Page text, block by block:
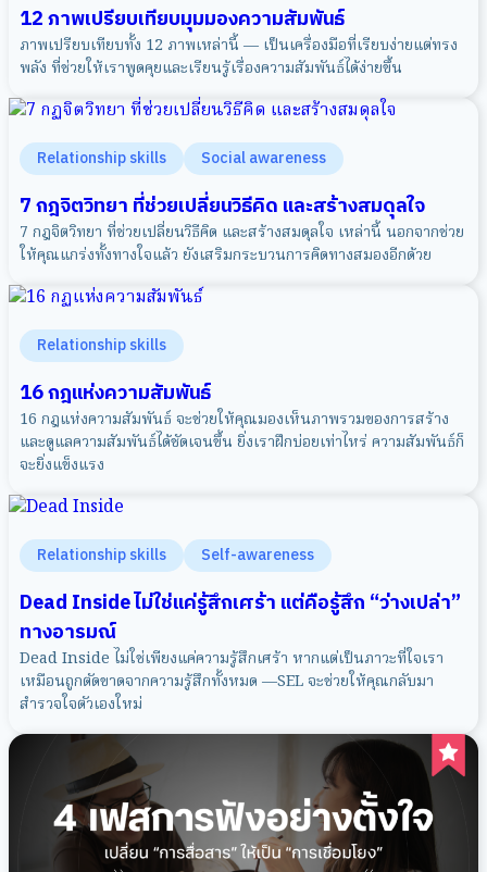
12 ภาพเปรียบเทียบมุมมองความสัมพันธ์
ภาพเปรียบเทียบทั้ง 12 ภาพเหล่านี้ — เป็นเครื่องมือที่เรียบง่ายแต่ทรง
พลัง ที่ช่วยให้เราพูดคุยและเรียนรู้เรื่องความสัมพันธ์ได้ง่ายขึ้น
Relationship skills Social awareness
7 กฎจิตวิทยา ที่ช่วยเปลี่ยนวิธีคิด และสร้างสมดุลใจ
7 กฎจิตวิทยา ที่ช่วยเปลี่ยนวิธีคิด และสร้างสมดุลใจ เหล่านี้ นอกจากช่วย
ให้คุณแกร่งทั้งทางใจแล้ว ยังเสริมกระบวนการคิดทางสมองอีกด้วย
Relationship skills
16 กฎแห่งความสัมพันธ์
16 กฎแห่งความสัมพันธ์ จะช่วยให้คุณมองเห็นภาพรวมของการสร้าง
และดูแลความสัมพันธ์ได้ชัดเจนขึ้น ยิ่งเราฝึกบ่อยเท่าไหร่ ความสัมพันธ์ก็
จะยิ่งแข็งแรง
Relationship skills Self-awareness
Dead Inside ไม่ใช่แค่รู้สึกเศร้า แต่คือรู้สึก “ว่างเปล่า”
ทางอารมณ์
Dead Inside ไม่ใช่เพียงแค่ความรู้สึกเศร้า หากแต่เป็นภาวะที่ใจเรา
เหมือนถูกตัดขาดจากความรู้สึกทั้งหมด —SEL จะช่วยให้คุณกลับมา
สำรวจใจตัวเองใหม่